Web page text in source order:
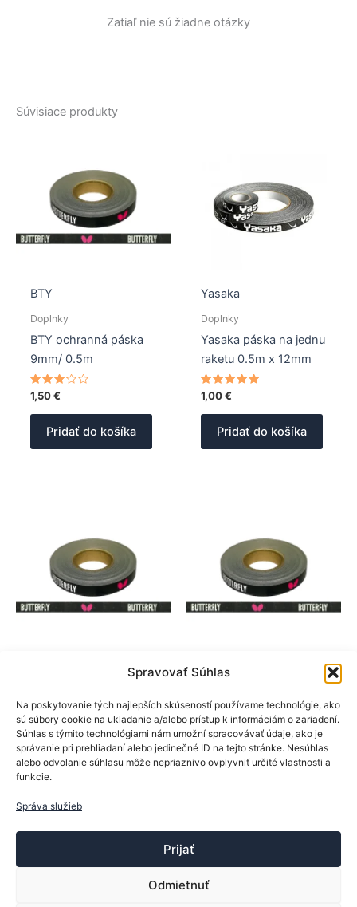
Spravovať Súhlas
Na poskytovanie tých najlepších skúseností používame technológie, ako
sú súbory cookie na ukladanie a/alebo prístup k informáciám o zariadení.
Súhlas s týmito technológiami nám umožní spracovávať údaje, ako je
správanie pri prehliadaní alebo jedinečné ID na tejto stránke. Nesúhlas
alebo odvolanie súhlasu môže nepriaznivo ovplyvniť určité vlastnosti a
funkcie.
Správa služieb
Prijať
Odmietnuť
Zatiaľ nie sú žiadne otázky
Súvisiace produkty
BTY
Doplnky
BTY ochranná páska
9mm/ 0.5m
Hodnotenie
3.00
z 5
1,50€
Pridať do košíka
Yasaka
Doplnky
Yasaka páska na jednu
raketu 0.5m x 12mm
Hodnotenie
5.00
z 5
1,00€
Pridať do košíka
BTY ochranná páska
New Logo Black 9mm/
10m
Hodnotenie
z 5
7,90
BTY ochranná páska
New Logo Black
12mm/ 10m